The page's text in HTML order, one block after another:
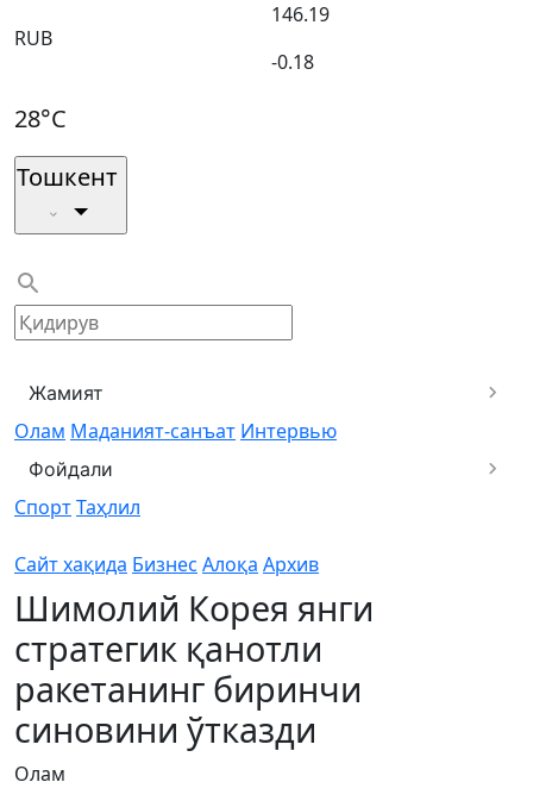
RUB
146.19
-0.18
28°C
Тошкент
Жамият
Олам Маданият-санъат Интервью
Фойдали
СпортТаҳлил
Сайт хақида Бизнес Алоқа Архив
Шимолий Корея янги
стратегик қанотли
ракетанинг биринчи
синовини ўтказди
Олам